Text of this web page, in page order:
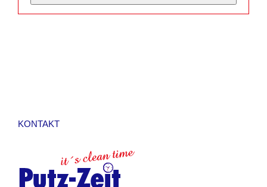
KONTAKT